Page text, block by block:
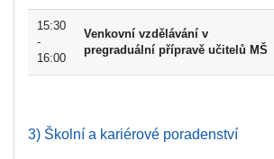
15:30
-
16:00
Venkovní vzdělávání v
pregraduální přípravě učitelů MŠ
3) Školní a kariérové poradenství